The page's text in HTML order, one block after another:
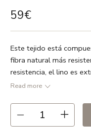
59€
Este tejido está
fibra natural más
resistencia, el lino es
deforma y no suelta
de materiales nobles y
nuestros tejidos
Read more